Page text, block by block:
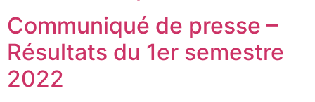
Communiqué de presse –
Résultats du 1er semestre
2022